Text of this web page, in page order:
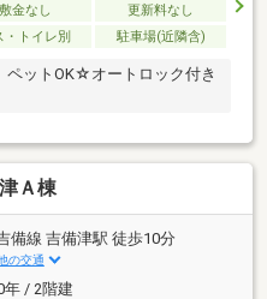
敷金なし
更新料なし
・トイレ別 駐車場(近隣含)
ペットOK☆オートロック付き
Ａ棟
備線 吉備津駅 徒歩10分
の交通
年 / 2階建